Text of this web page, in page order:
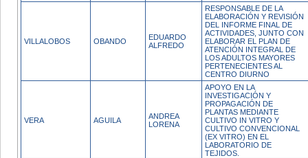
VILLALOBOS OBANDO
EDUARDO
ALFREDO
RESPONSABLE DE LA
ELABORACIÓN Y REVISIÓN
DEL INFORME FINAL DE
ACTIVIDADES, JUNTO CON
ELABORAR EL PLAN DE
ATENCIÓN INTEGRAL DE
LOS ADULTOS MAYORES
PERTENECIENTES AL
CENTRO DIURNO
VERA AGUILA
ANDREA
LORENA
APOYO EN LA
INVESTIGACIÓN Y
PROPAGACIÓN DE
PLANTAS MEDIANTE
CULTIVO IN VITRO Y
CULTIVO CONVENCIONAL
(EX VITRO) EN EL
LABORATORIO DE
TEJIDOS.